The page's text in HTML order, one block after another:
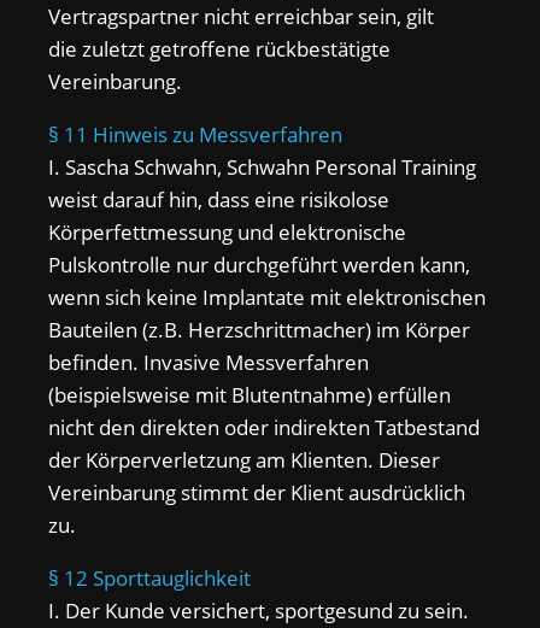
Vertragspartner nicht erreichbar sein, gilt
die zuletzt getroffene rückbestätigte
Vereinbarung.
§ 11 Hinweis zu Messverfahren
I. Sascha Schwahn, Schwahn Personal Training
weist darauf hin, dass eine risikolose
Körperfettmessung und elektronische
Pulskontrolle nur durchgeführt werden kann,
wenn sich keine Implantate mit elektronischen
Bauteilen (z.B. Herzschrittmacher) im Körper
befinden. Invasive Messverfahren
(beispielsweise mit Blutentnahme) erfüllen
nicht den direkten oder indirekten Tatbestand
der Körperverletzung am Klienten. Dieser
Vereinbarung stimmt der Klient ausdrücklich
zu.
§ 12 Sporttauglichkeit
I. Der Kunde versichert, sportgesund zu sein.